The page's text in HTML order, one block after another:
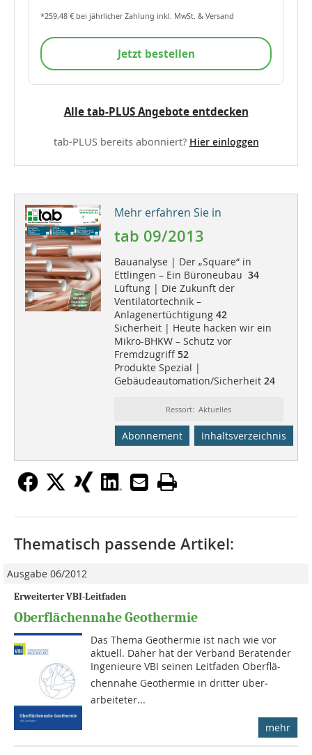
*259,48 € bei jährlicher Zahlung inkl. MwSt. & Versand
Jetzt bestellen
Alle tab-PLUS Angebote entdecken
tab-PLUS bereits abonniert? Hier einloggen
Mehr erfahren Sie in
tab 09/2013
Bauanalyse | Der „Square“ in
Ettlingen – Ein Büroneubau 34
Lüftung | Die Zukunft der
Ventilatortechnik –
Anlagenertüchtigung 42
Sicherheit | Heute hacken wir ein
Mikro-BHKW – Schutz vor
Fremdzugriff52
Produkte Spezial |
Gebäudeautomation/Sicherheit 24
Ressort: Aktuelles
Abonnement Inhaltsverzeichnis
Thematisch passende Artikel:
Ausgabe 06/2012
Erweiterter VBI-Leitfaden
Oberflächennahe Geothermie
Das Thema Geothermie ist nach wie vor
aktuell. Da­her hat der Ver­band Be­ra­ten­der
In­genieure VBI seinen Leitfaden Ober­flä­
chennahe Geo­ther­mie in dritter über­
arbeiteter...
mehr